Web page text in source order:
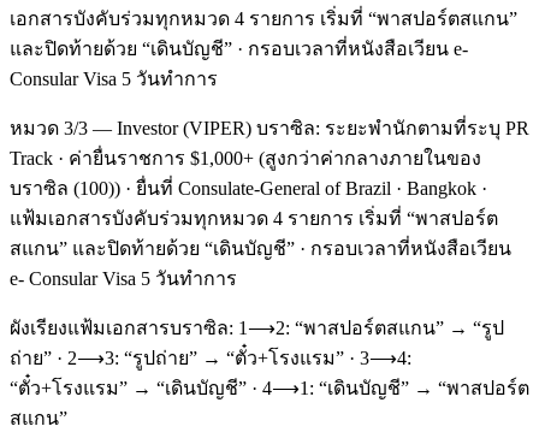
เอกสารบังคับร่วมทุกหมวด 4 รายการ เริ่มที่ “พาสปอร์ตสแกน”
และปิดท้ายด้วย “เดินบัญชี” · กรอบเวลาที่หนังสือเวียน e-
Consular Visa 5 วันทำการ
หมวด 3/3 — Investor (VIPER) บราซิล: ระยะพำนักตามที่ระบุ PR
Track · ค่ายื่นราชการ $1,000+ (สูงกว่าค่ากลางภายในของ
บราซิล (100)) · ยื่นที่ Consulate-General of Brazil · Bangkok ·
แฟ้มเอกสารบังคับร่วมทุกหมวด 4 รายการ เริ่มที่ “พาสปอร์ต
สแกน” และปิดท้ายด้วย “เดินบัญชี” · กรอบเวลาที่หนังสือเวียน
e- Consular Visa 5 วันทำการ
ผังเรียงแฟ้มเอกสารบราซิล: 1⟶2: “พาสปอร์ตสแกน” → “รูป
ถ่าย” · 2⟶3: “รูปถ่าย” → “ตั๋ว+โรงแรม” · 3⟶4:
“ตั๋ว+โรงแรม” → “เดินบัญชี” · 4⟶1: “เดินบัญชี” → “พาสปอร์ต
สแกน”